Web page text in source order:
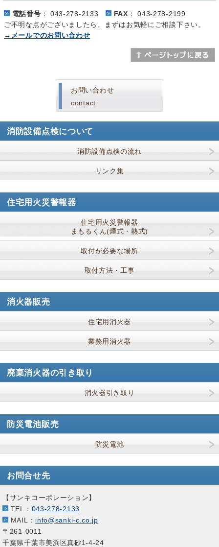
電話番号 ： 043-278-2133 FAX ：043-278-2199
ご不明な点がございましたら、まずはお気軽にご相談下さい。
→メールでのお問い合わせ
お問い合わせ
contact
消防設備点検について
消防設備点検の流れ
リンク集
住宅用火災警報器
住宅用火災警報器
まもるくん(煙式・熱式)
取付が必要な場所
取付方法・工事
消火器販売
住宅用消火器
業務用消火器
廃棄消火器の引き取り
消火器引き取り
防災電池販売
防災電池
お問合せ先
【サンキコーポレーション】
TEL
： 043-278-2133
MAIL
： info@sanki-c.co.jp
〒261-0011
千葉県千葉市美浜区真砂1-4-24